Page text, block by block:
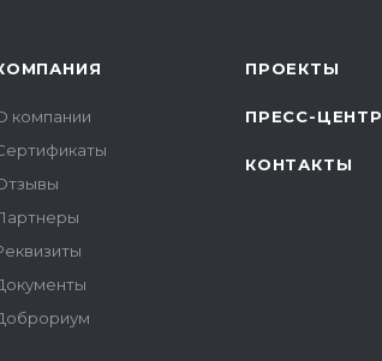
компании
ПРОЕКТЫ
ПРЕСС-ЦЕНТР
КОНТАКТЫ